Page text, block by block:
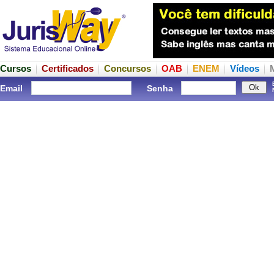
Cursos Certificados Concursos OAB ENEM Vídeos
Email Senha